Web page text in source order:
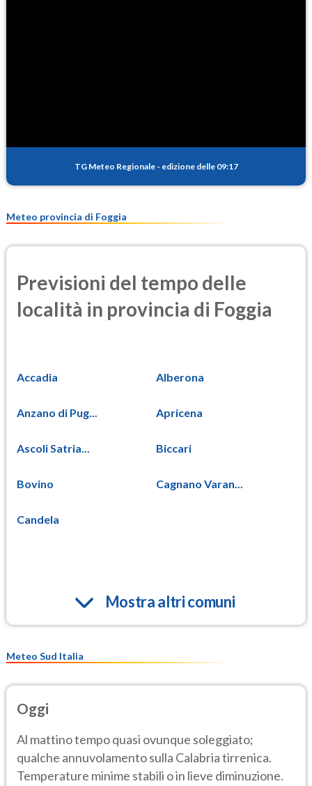
TG Meteo Regionale - edizione delle 09:17
Meteo provincia di Foggia
Previsioni del tempo delle
località in provincia di Foggia
Accadia Alberona
Anzano di Pug... Apricena
Ascoli Satria... Biccari
Bovino Cagnano Varan...
Candela
Mostra altri comuni
Meteo Sud Italia
Oggi
Al mattino tempo quasi ovunque soleggiato;
qualche annuvolamento sulla Calabria tirrenica.
Temperature minime stabili o in lieve diminuzione.